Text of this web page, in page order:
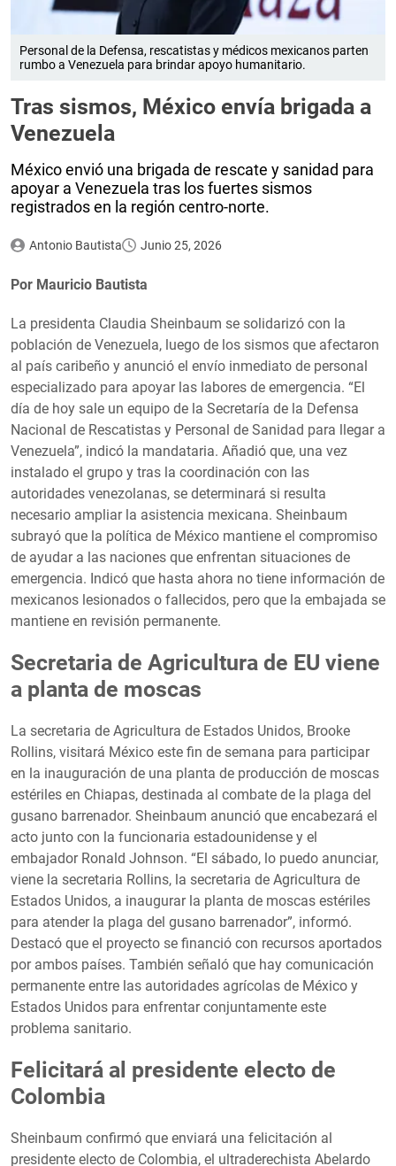
Personal de la Defensa, rescatistas y médicos mexicanos parten
rumbo a Venezuela para brindar apoyo humanitario.
Tras sismos, México envía brigada a
Venezuela
México envió una brigada de rescate y sanidad para
apoyar a Venezuela tras los fuertes sismos
registrados en la región centro-norte.
Antonio Bautista Junio 25, 2026
Por Mauricio Bautista
La presidenta Claudia Sheinbaum se solidarizó con la
población de Venezuela, luego de los sismos que afectaron
al país caribeño y anunció el envío inmediato de personal
especializado para apoyar las labores de emergencia. “El
día de hoy sale un equipo de la Secretaría de la Defensa
Nacional de Rescatistas y Personal de Sanidad para llegar a
Venezuela”, indicó la mandataria. Añadió que, una vez
instalado el grupo y tras la coordinación con las
autoridades venezolanas, se determinará si resulta
necesario ampliar la asistencia mexicana. Sheinbaum
subrayó que la política de México mantiene el compromiso
de ayudar a las naciones que enfrentan situaciones de
emergencia. Indicó que hasta ahora no tiene información de
mexicanos lesionados o fallecidos, pero que la embajada se
mantiene en revisión permanente.
Secretaria de Agricultura de EU viene
a planta de moscas
La secretaria de Agricultura de Estados Unidos, Brooke
Rollins, visitará México este fin de semana para participar
en la inauguración de una planta de producción de moscas
estériles en Chiapas, destinada al combate de la plaga del
gusano barrenador. Sheinbaum anunció que encabezará el
acto junto con la funcionaria estadounidense y el
embajador Ronald Johnson. “El sábado, lo puedo anunciar,
viene la secretaria Rollins, la secretaria de Agricultura de
Estados Unidos, a inaugurar la planta de moscas estériles
para atender la plaga del gusano barrenador”, informó.
Destacó que el proyecto se financió con recursos aportados
por ambos países. También señaló que hay comunicación
permanente entre las autoridades agrícolas de México y
Estados Unidos para enfrentar conjuntamente este
problema sanitario.
Felicitará al presidente electo de
Colombia
Sheinbaum confirmó que enviará una felicitación al
presidente electo de Colombia, el ultraderechista Abelardo